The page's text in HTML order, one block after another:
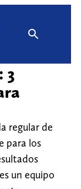
3
regular de
para los
un equipo